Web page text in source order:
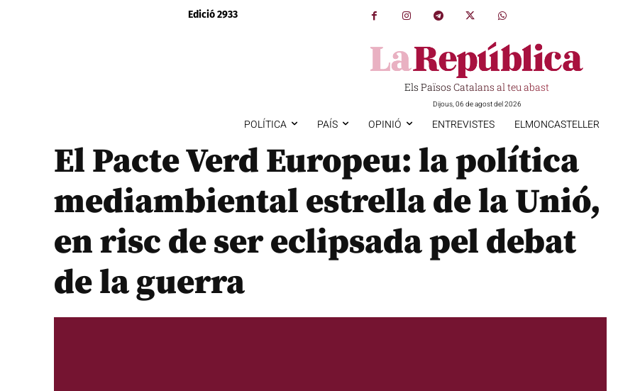
Edició 2933
Els Països Catalans al teu abast
Dijous, 06 de agost del 2026
POLÍTICA PAÍS OPINIÓ ENTREVISTES ELMONCASTELLER
El Pacte Verd Europeu: la política
mediambiental estrella de la Unió,
en risc de ser eclipsada pel debat
de la guerra